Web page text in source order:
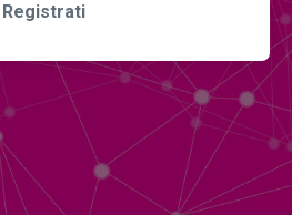
Registrati